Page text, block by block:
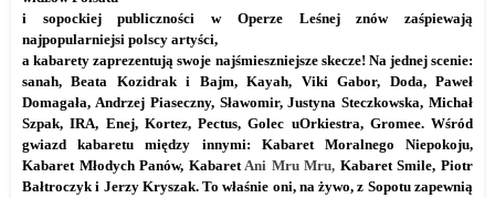
i sopockiej publiczności w Operze Leśnej znów zaśpiewają
najpopularniejsi polscy artyści,
a kabarety zaprezentują swoje najśmieszniejsze skecze! Na jednej scenie:
sanah, Beata Kozidrak i Bajm, Kayah, Viki Gabor, Doda, Paweł
Domagała, Andrzej Piaseczny, Sławomir, Justyna Steczkowska, Michał
Szpak, IRA, Enej, Kortez, Pectus, Golec uOrkiestra, Gromee. Wśród
gwiazd kabaretu między innymi: Kabaret Moralnego Niepokoju,
Kabaret Młodych Panów, KabaretAni Mru Mru, Kabaret Smile, Piotr
Bałtroczyk i Jerzy Kryszak. To właśnie oni, na żywo, z Sopotu zapewnią